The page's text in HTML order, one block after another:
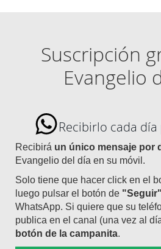
Suscripción
Evangelio
Recibirlo cada
Recibirá un único mensaje por
Evangelio del día en su móvil.
Solo tiene que hacer click en el
luego pulsar el botón de "Seguir"
WhatsApp. Si quiere que su
publica en el canal (una vez al
botón de la campanita.